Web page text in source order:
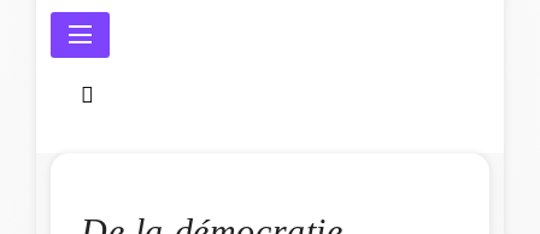
Amicale Laïque de Penmarc'h